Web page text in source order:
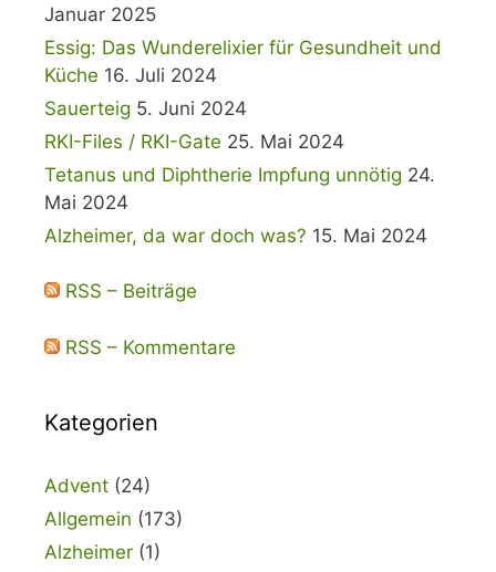
Januar 2025
Essig: Das Wunderelixier für Gesundheit und
Küche 16. Juli 2024
Sauerteig 5. Juni 2024
RKI-Files / RKI-Gate 25. Mai 2024
Tetanus und Diphtherie Impfung unnötig 24.
Mai 2024
Alzheimer, da war doch was? 15. Mai 2024
RSS – Beiträge
RSS – Kommentare
Kategorien
Advent (24)
Allgemein (173)
Alzheimer (1)